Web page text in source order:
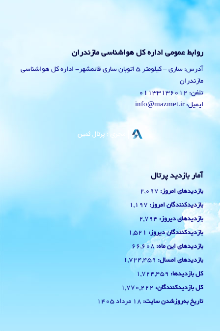
روابط عمومی اداره کل هواشناسی مازندران
آدرس: ساری – کیلومتر 5 اتوبان ساری قائمشهر- اداره کل هواشناسی
مازندران
تلفن: 01133136012
ایمیل: info@mazmet.ir
آمار بازدید پرتال
بازدیدهای امروز: 2,097
بازدیدکنندگان امروز: 1,197
بازدیدهای دیروز: 2,794
بازدیدکنندگان دیروز: 1,521
بازدیدهای این ماه: 66,608
بازدیدهای امسال: 1,724,459
کل بازدیدها: 1,724,459
کل بازدیدکنند‌گان: 1,770,222
تاریخ به‌روزشدن سایت: 18 مرداد 1405